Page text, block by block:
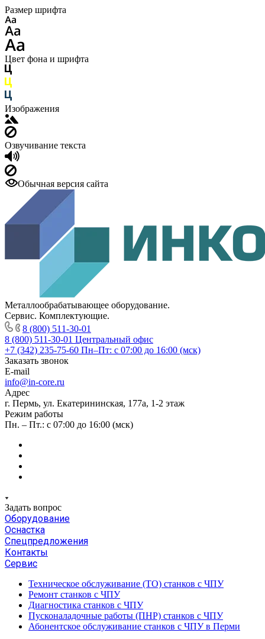
Размер шрифта
Цвет фона и шрифта
Изображения
Озвучивание текста
Обычная версия сайта
Металлообрабатывающее оборудование.
Сервис. Комплектующие.
8 (800) 511-30-01
8 (800) 511-30-01 Центральный офис
+7 (342) 235-75-60 Пн–Пт: с 07:00 до 16:00 (мск)
Заказать звонок
E-mail
info@in-core.ru
Адрес
г. Пермь, ул. ​Екатерининская, 177а, ​1-2 этаж
Режим работы
Пн. – Пт.: с 07:00 до 16:00 (мск)
Задать вопрос
Оборудование
Оснастка
Спецпредложения
Контакты
Сервис
Техническое обслуживание (ТО) станков с ЧПУ
Ремонт станков с ЧПУ
Диагностика станков с ЧПУ
Пусконаладочные работы (ПНР) станков с ЧПУ
Абонентское обслуживание станков с ЧПУ в Перми